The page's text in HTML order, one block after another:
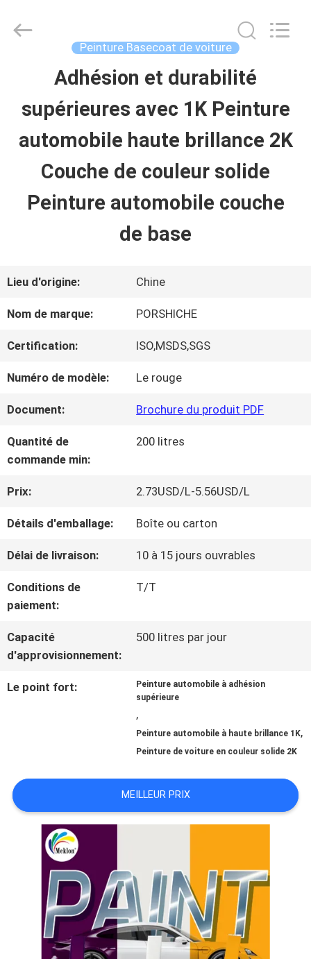
APERÇU
PRODUITS
VIDÉOS
VISITE
D'USINE
CONTRÔLE
DE
LA
QUALITÉ
CONTACT
NOUVELLES
SOUMISSION
PLAN
POLITIQUE
Meklon
Reserved.
Peinture Basecoat de voiture
Adhésion et durabilité
supérieures avec 1K Peinture
automobile haute brillance 2K
Couche de couleur solide
Peinture automobile couche
de base
Lieu d'origine: Chine
Nom de marque: PORSHICHE
Certification: ISO,MSDS,SGS
Numéro de modèle: Le rouge
Document: Brochure du produit PDF
Quantité de
commande min:
200 litres
Prix: 2.73USD/L-5.56USD/L
Détails d'emballage: Boîte ou carton
Délai de livraison: 10 à 15 jours ouvrables
Conditions de
paiement:
T/T
Capacité
d'approvisionnement:
500 litres par jour
Le point fort:
Peinture automobile à adhésion
supérieure
,
Peinture automobile à haute brillance 1K,
Peinture de voiture en couleur solide 2K
MEILLEUR PRIX